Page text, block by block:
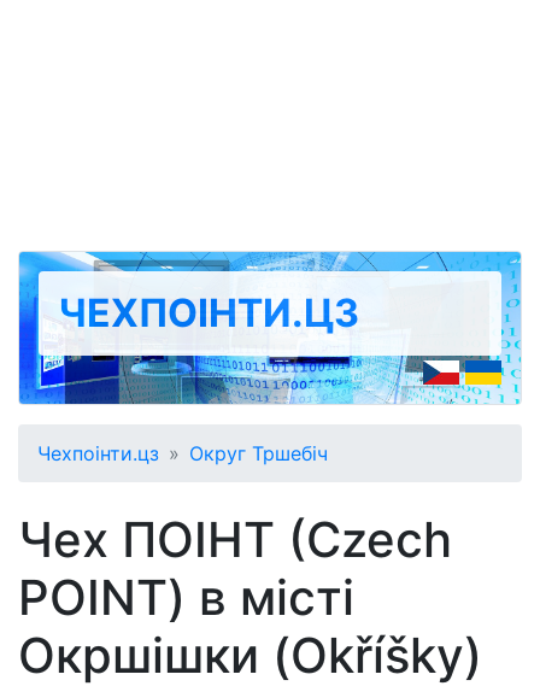
ЧЕХПОІНТИ.ЦЗ
Чехпоінти.цз Округ Тршебіч
Чех ПОІНТ (Czech
POINT) в місті
Окршішки (Okříšky)